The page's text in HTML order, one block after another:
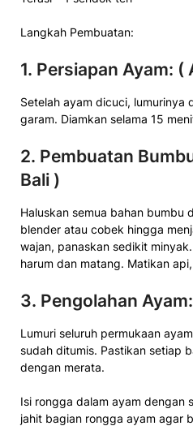
Langkah Pembuatan:
1. Persiapan Ayam: (
Setelah ayam dicuci, lumurinya
garam. Diamkan selama 15
2. Pembuatan
Bali )
Haluskan semua bahan bumbu
blender atau cobek hingga
wajan, panaskan sedikit
harum dan matang. Matikan
3. Pengolahan Ayam:
Lumuri seluruh permukaan
sudah ditumis. Pastikan setiap
dengan merata.
Isi rongga dalam ayam dengan
jahit bagian rongga ayam agar